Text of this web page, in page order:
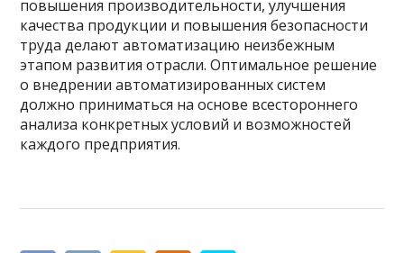
повышения производительности, улучшения
качества продукции и повышения безопасности
труда делают автоматизацию неизбежным
этапом развития отрасли. Оптимальное решение
о внедрении автоматизированных систем
должно приниматься на основе всестороннего
анализа конкретных условий и возможностей
каждого предприятия.